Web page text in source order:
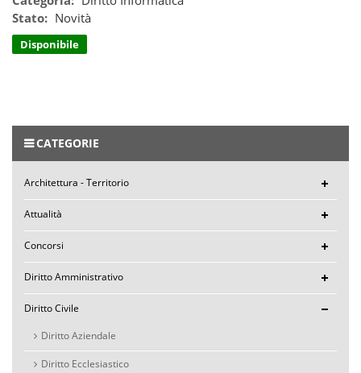
Stato: Novità
Disponibile
CATEGORIE
Architettura - Territorio
Attualità
Concorsi
Diritto Amministrativo
Diritto Civile
Diritto Aziendale
Diritto Ecclesiastico